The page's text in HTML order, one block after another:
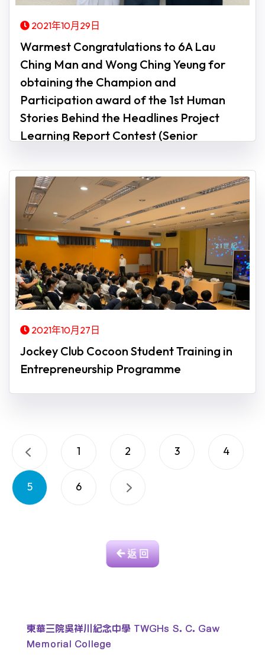
2021年10月29日
Warmest Congratulations to 6A Lau
Ching Man and Wong Ching Yeung for
obtaining the Champion and
Participation award of the 1st Human
Stories Behind the Headlines Project
Learning Report Contest (Senior
2021年10月27日
Jockey Club Cocoon Student Training in
Entrepreneurship Programme
1 2 3 4
5 6
返 回
東華三院吳祥川紀念中學 TWGHs S. C. Gaw
Memorial College